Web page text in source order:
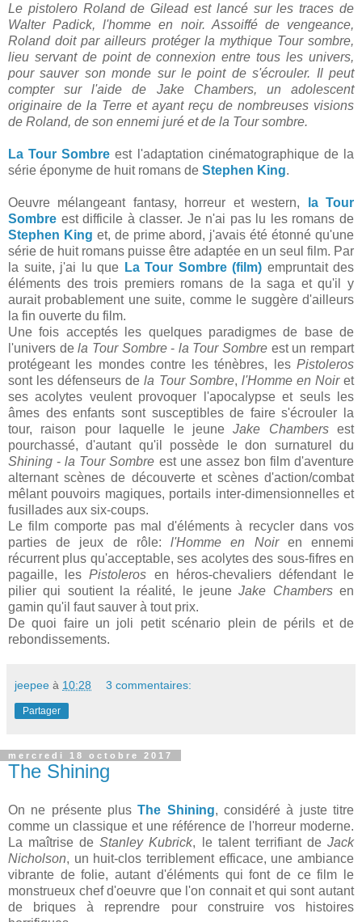
Le pistolero Roland de Gilead est lancé sur les traces de
Walter Padick, l'homme en noir. Assoiffé de vengeance,
Roland doit par ailleurs protéger la mythique Tour sombre,
lieu servant de point de connexion entre tous les univers,
pour sauver son monde sur le point de s'écrouler. Il peut
compter sur l'aide de Jake Chambers, un adolescent
originaire de la Terre et ayant reçu de nombreuses visions
de Roland, de son ennemi juré et de la Tour sombre.
La Tour Sombre est l'adaptation cinématographique de la
série éponyme de huit romans de Stephen King.
Oeuvre mélangeant fantasy, horreur et western,
la Tour
Sombre est difficile à classer. Je n'ai pas lu les romans de
Stephen King et, de prime abord, j'avais été étonné qu'une
série de huit romans puisse être adaptée en un seul film. Par
la suite, j'ai lu que La Tour Sombre (film) empruntait des
éléments des trois premiers romans de la saga et qu'il y
aurait probablement une suite, comme le suggère d'ailleurs
la fin ouverte du film.
Une fois acceptés les quelques paradigmes de base de
l'univers dela Tour Sombre- la Tour Sombre est un rempart
protégeant les mondes contre les ténèbres, les Pistoleros
sont les défenseurs dela Tour Sombre, l'Homme en Noiret
ses acolytes veulent provoquer l'apocalypse et seuls les
âmes des enfants sont susceptibles de faire s'écrouler la
tour, raison pour laquelle le jeuneJake Chambersest
pourchassé, d'autant qu'il possède le don surnaturel du
Shining-la Tour Sombre est une assez bon film d'aventure
alternant scènes de découverte et scènes d'action/combat
mêlant pouvoirs magiques, portails inter-dimensionnelles et
fusillades aux six-coups.
Le film comporte pas mal d'éléments à recycler dans vos
parties de jeux de rôle:l'Homme en Noiren ennemi
récurrent plus qu'acceptable, ses acolytes des sous-fifres en
pagaille, lesPistoleros en héros-chevaliers défendant le
pilier qui soutient la réalité, le jeuneJake Chambersen
gamin qu'il faut sauver à tout prix.
De quoi faire un joli petit scénario plein de périls et de
rebondissements.
jeepee à 10:28 3 commentaires:
Partager
mercredi 18 octobre 2017
The Shining
On ne présente plusThe Shining, considéré à juste titre
comme un classique et une référence de l'horreur moderne.
La maîtrise deStanley Kubrick, le talent terrifiant deJack
Nicholson, un huit-clos terriblement efficace, une ambiance
vibrante de folie, autant d'éléments qui font de ce film le
monstrueux chef d'oeuvre que l'on connait et qui sont autant
de briques à reprendre pour construire vos histoires